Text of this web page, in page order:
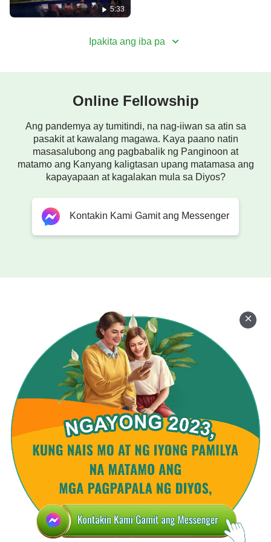
dapat mong ialay ang lahat sa Kanya,
pagpili o paghingi,
at dapat mong makamit ang pagsasakatuparan ng
nais ng Diyos.
Dahil ikaw ay nilikha, dapat mong sundin ang
Panginoon na lumikha sa iyo,
sapagka’t ikaw ay likas na walang kapamahalaan
sa iyong sarili,
at walang kakayahan na kontrolin ang iyong
tadhana.
Dahil ikaw ay isang tao na nananampalataya sa
dapat mong hanapin ang kabanalan at pagbabago.
Mula sa pagkakaiba sa mga substansya nina Pedro
at Pablo
dapat mong maunawaan na
ang lahat niyaong hindi naghahangad ng buhay
ay gumagawa nang walang saysay,
ang lahat niyaong hindi naghahangad ng buhay
5:33
Ipakita ang iba pa
Online Fellowship
Ang pandemya ay tumitindi, na nag-iiwan sa atin sa
pasakit at kawalang magawa. Kaya paano natin
masasalubong ang pagbabalik ng Panginoon at
matamo ang Kanyang kaligtasan upang matamasa ang
kapayapaan at kagalakan mula sa Diyos?
Kontakin Kami Gamit ang Messenger